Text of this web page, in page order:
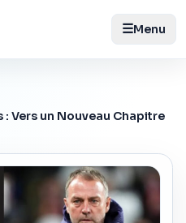
☰Menu
Vers un Nouveau Chapitre